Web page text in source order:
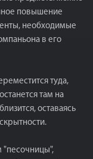
повышение
необходимые
в его
туда,
там на
оставаясь
"песочницы",